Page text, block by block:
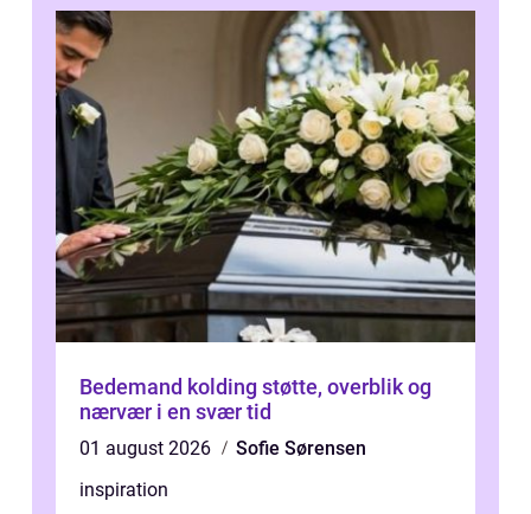
Bedemand kolding støtte, overblik og
nærvær i en svær tid
01 august 2026
Sofie Sørensen
inspiration